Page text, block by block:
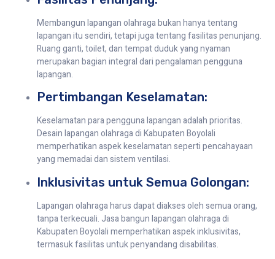
Membangun lapangan olahraga bukan hanya tentang
lapangan itu sendiri, tetapi juga tentang fasilitas penunjang.
Ruang ganti, toilet, dan tempat duduk yang nyaman
merupakan bagian integral dari pengalaman pengguna
lapangan.
Pertimbangan Keselamatan:
Keselamatan para pengguna lapangan adalah prioritas.
Desain lapangan olahraga di Kabupaten Boyolali
memperhatikan aspek keselamatan seperti pencahayaan
yang memadai dan sistem ventilasi.
Inklusivitas untuk Semua Golongan:
Lapangan olahraga harus dapat diakses oleh semua orang,
tanpa terkecuali. Jasa bangun lapangan olahraga di
Kabupaten Boyolali memperhatikan aspek inklusivitas,
termasuk fasilitas untuk penyandang disabilitas.